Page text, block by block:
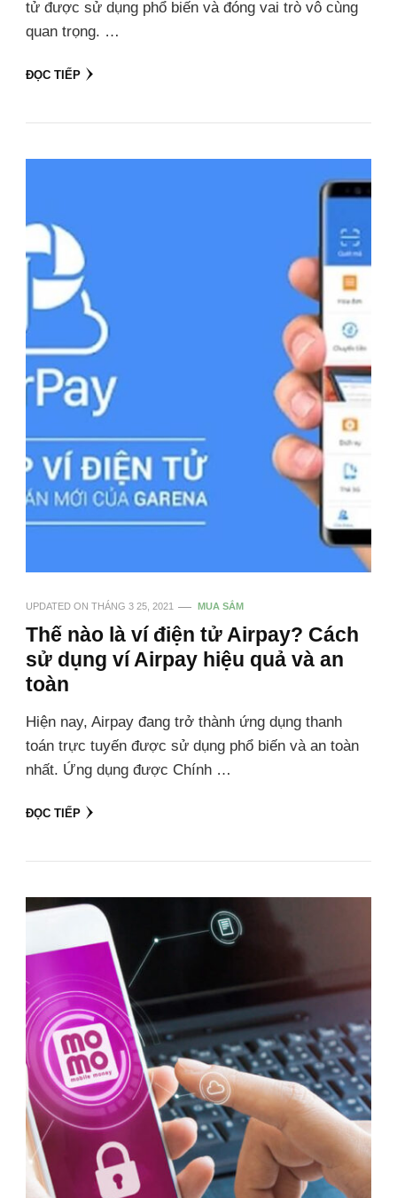
tử được sử dụng phổ biến và đóng vai trò vô cùng
quan trọng. …
ĐỌC TIẾP
UPDATED ON THÁNG 3 25, 2021 MUA SẮM
Thế nào là ví điện tử Airpay? Cách
sử dụng ví Airpay hiệu quả và an
toàn
Hiện nay, Airpay đang trở thành ứng dụng thanh
toán trực tuyến được sử dụng phổ biến và an toàn
nhất. Ứng dụng được Chính …
ĐỌC TIẾP